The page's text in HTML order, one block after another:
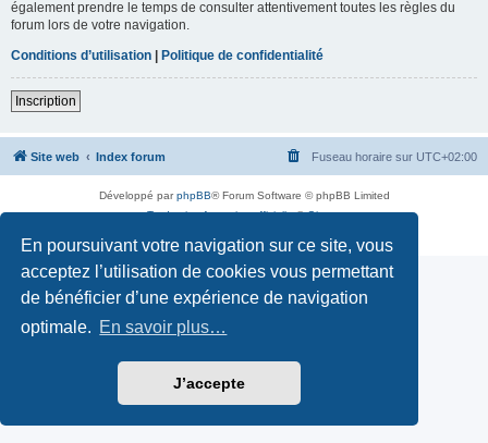
En poursuivant votre navigation sur ce site, vous
acceptez l’utilisation de cookies vous permettant
de bénéficier d’une expérience de navigation
optimale. En savoir plus…
J’accepte
également prendre le temps de consulter attentivement toutes les règles du
forum lors de votre navigation.
Conditions d’utilisation | Politique de confidentialité
Inscription
Site web Index forum Fuseau horaire sur UTC+02:00
Développé parphpBB® Forum Software © phpBB Limited
Traduction française officielle©Qiaeru